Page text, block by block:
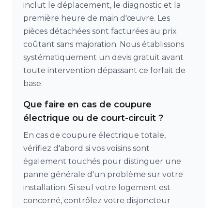
inclut le déplacement, le diagnostic et la
première heure de main d'œuvre. Les
pièces détachées sont facturées au prix
coûtant sans majoration. Nous établissons
systématiquement un devis gratuit avant
toute intervention dépassant ce forfait de
base.
Que faire en cas de coupure
électrique ou de court-circuit ?
En cas de coupure électrique totale,
vérifiez d'abord si vos voisins sont
également touchés pour distinguer une
panne générale d'un problème sur votre
installation. Si seul votre logement est
concerné, contrôlez votre disjoncteur